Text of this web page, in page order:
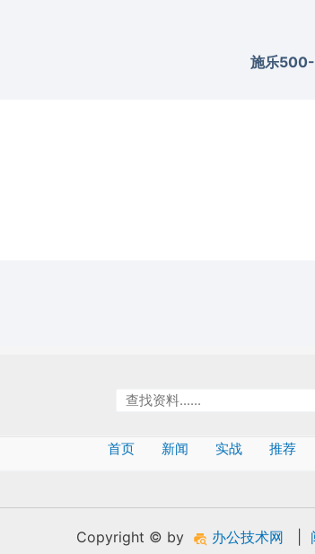
施乐
首页 新闻 实战 推荐
Copyright © by 办公技术网